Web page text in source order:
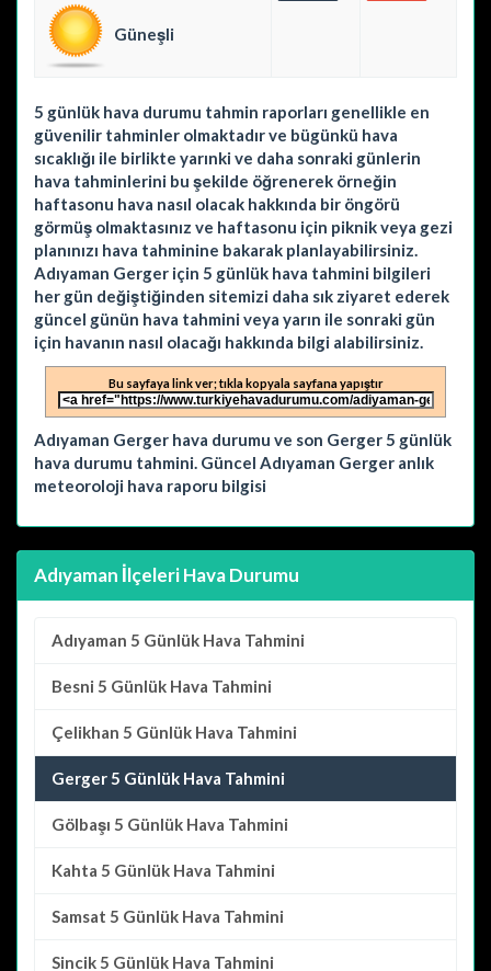
Güneşli
5 günlük hava durumu tahmin raporları genellikle en
güvenilir tahminler olmaktadır ve bügünkü hava
sıcaklığı ile birlikte yarınki ve daha sonraki günlerin
hava tahminlerini bu şekilde öğrenerek örneğin
haftasonu hava nasıl olacak hakkında bir öngörü
görmüş olmaktasınız ve haftasonu için piknik veya gezi
planınızı hava tahminine bakarak planlayabilirsiniz.
Adıyaman Gerger için 5 günlük hava tahmini bilgileri
her gün değiştiğinden sitemizi daha sık ziyaret ederek
güncel günün hava tahmini veya yarın ile sonraki gün
için havanın nasıl olacağı hakkında bilgi alabilirsiniz.
Bu sayfaya link ver; tıkla kopyala sayfana yapıştır
Adıyaman Gerger hava durumu ve son Gerger 5 günlük
hava durumu tahmini. Güncel Adıyaman Gerger anlık
meteoroloji hava raporu bilgisi
Adıyaman İlçeleri Hava Durumu
Adıyaman 5 Günlük Hava Tahmini
Besni 5 Günlük Hava Tahmini
Çelikhan 5 Günlük Hava Tahmini
Gerger 5 Günlük Hava Tahmini
Gölbaşı 5 Günlük Hava Tahmini
Kahta 5 Günlük Hava Tahmini
Samsat 5 Günlük Hava Tahmini
Sincik 5 Günlük Hava Tahmini